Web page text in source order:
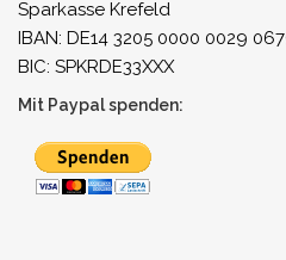
Sparkasse Krefeld
IBAN: DE14 3205 0000 0029
BIC: SPKRDE33XXX
Mit Paypal spenden: